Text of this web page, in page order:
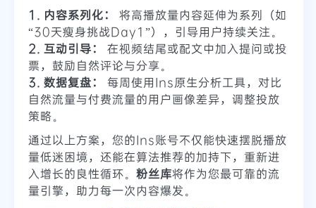
1. 内容系列化：
将高播放量内容延伸为系列（如
“30天瘦身挑战Day1”），引导用户持续关注。
2. 互动引导：
在视频结尾或配文中加入提问或投
票，鼓励自然评论与分享。
3. 数据复盘：
每周使用Ins原生分析工具，对比
自然流量与付费流量的用户画像差异，调整投放
策略。
通过以上方案，您的Ins账号不仅能快速摆脱播放
量低迷困境，还能在算法推荐的加持下，重新进
入增长的良性循环。 粉丝库将作为您最可靠的流
量引擎，助力每一次内容爆发。